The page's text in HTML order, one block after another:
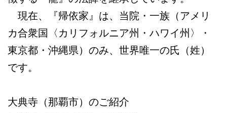
現在、『帰依家』は、当院・一族（アメリ
カ合衆国〈カリフォルニア州・ハワイ州〉・
東京都・沖縄県）のみ、世界唯一の氏（姓）
です。
大典寺（那覇市）のご紹介